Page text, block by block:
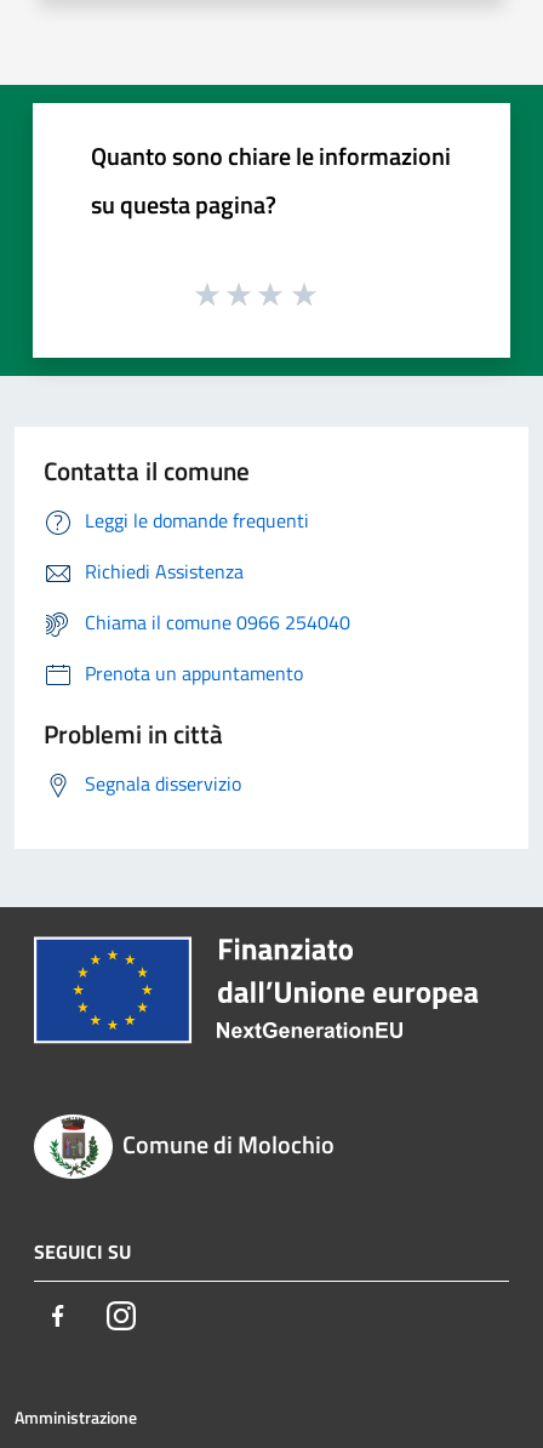
Quanto sono chiare le informazioni
su questa pagina?
Contatta il comune
Leggi le domande frequenti
Richiedi Assistenza
Chiama il comune 0966 254040
Prenota un appuntamento
Problemi in città
Segnala disservizio
Comune di Molochio
SEGUICI SU
FacebookInstagram
Amministrazione